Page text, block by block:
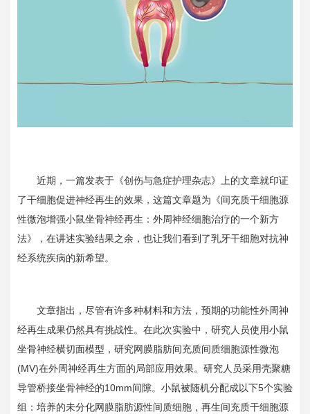
近期，一篇发表于《创伤与急症护理杂志》上的文章就印证
了干细胞促进神经再生的效果，这篇文章题为《间充质干细胞源
性微泡增强小鼠坐骨神经再生：外周神经细胞治疗的一个新方
法》，在讲述实验结果之余，也让我们看到了乳牙干细胞对抗神
经系统疾病的新希望。
文章指出，尽管有许多种材料和方法，预期的功能性外周神
经再生成果仍然具有挑战性。在此次实验中，研究人员使用小鼠
坐骨神经横切面模型，研究网膜脂肪间充质间质细胞源性微泡
(MV)在外周神经再生方面的局部应用效果。研究人员采用壳聚糖
导管桥接坐骨神经的10mm间隙。小鼠被随机分配成以下5个实验
组：培养的未分化网膜脂肪源性间质细胞，再生间充质干细胞源